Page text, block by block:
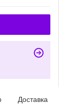
Доставка